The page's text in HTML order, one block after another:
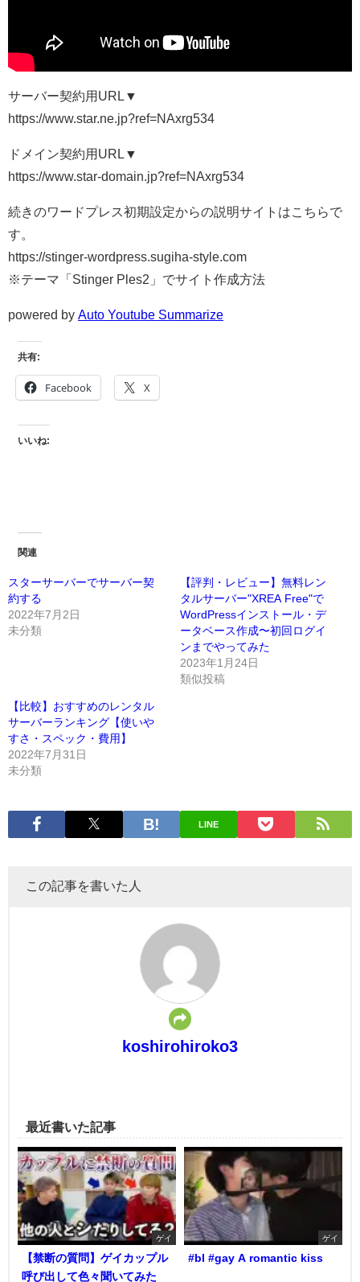
サーバー契約用URL▼
https://www.star.ne.jp?ref=NAxrg534
ドメイン契約用URL▼
https://www.star-domain.jp?ref=NAxrg534
続きのワードプレス初期設定からの説明サイトはこちらで
す。
https://stinger-wordpress.sugiha-style.com
※テーマ「Stinger Ples2」でサイト作成方法
powered by Auto Youtube Summarize
共有:
Facebook X
いいね:
関連
スターサーバーでサーバー契
約する
2022年7月2日
未分類
【評判・レビュー】無料レン
タルサーバー"XREA Free"で
WordPressインストール・デ
ータベース作成〜初回ログイ
ンまでやってみた
2023年1月24日
類似投稿
【比較】おすすめのレンタル
サーバーランキング【使いや
すさ・スペック・費用】
2022年7月31日
未分類
LINE
この記事を書いた人
koshirohiroko3
最近書いた記事
ゲイ
【禁断の質問】ゲイカップル
呼び出して色々聞いてみた
ゲイ
#bl #gay A romantic kiss